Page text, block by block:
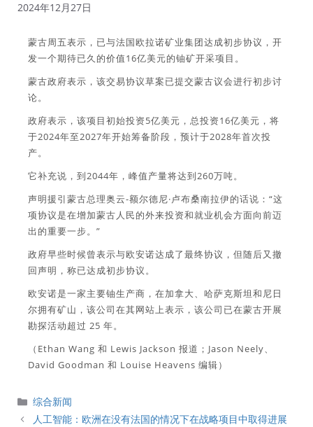
2024年12月27日
蒙古周五表示，已与法国欧拉诺矿业集团达成初步协议，开
发一个期待已久的价值16亿美元的铀矿开采项目。
蒙古政府表示，该交易协议草案已提交蒙古议会进行初步讨
论。
政府表示，该项目初始投资5亿美元，总投资16亿美元，将
于2024年至2027年开始筹备阶段，预计于2028年首次投
产。
它补充说，到2044年，峰值产量将达到260万吨。
声明援引蒙古总理奥云-额尔德尼·卢布桑南拉伊的话说：“这
项协议是在增加蒙古人民的外来投资和就业机会方面向前迈
出的重要一步。”
政府早些时候曾表示与欧安诺达成了最终协议，但随后又撤
回声明，称已达成初步协议。
欧安诺是一家主要铀生产商，在加拿大、哈萨克斯坦和尼日
尔拥有矿山，该公司在其网站上表示，该公司已在蒙古开展
勘探活动超过 25 年。
（Ethan Wang 和 Lewis Jackson 报道；Jason Neely、
David Goodman 和 Louise Heavens 编辑）
分
類
综合新闻
人工智能：欧洲在没有法国的情况下在战略项目中取得进展